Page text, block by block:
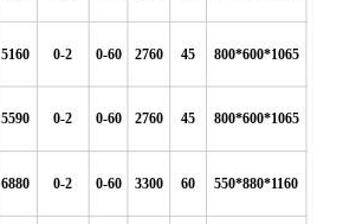
5160 0-2 0-60 2760 45 800*600*1065
5590 0-2 0-60 2760 45 800*600*1065
6880 0-2 0-60 3300 60 550*880*1160